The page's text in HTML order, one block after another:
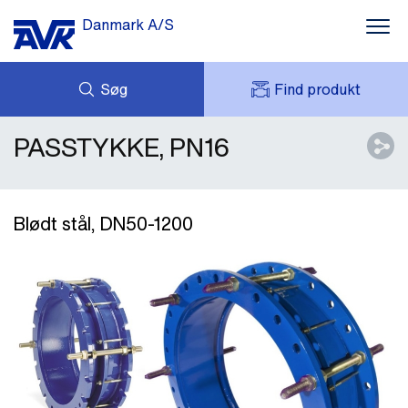
Danmark A/S
Søg Find produkt
NYHEDER
CASES
OM OS
PASSTYKKE, PN16
Blødt stål, DN50-1200